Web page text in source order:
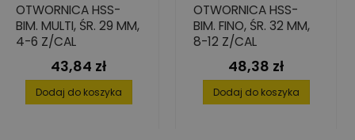
OTWORNICA HSS-
BIM. MULTI, ŚR. 29 MM,
4-6 Z/CAL
Cena
43,84 zł
Dodaj do koszyka
OTWORNICA HSS-
BIM. FINO, ŚR. 32 MM,
8-12 Z/CAL
Cena
48,38 zł
Dodaj do koszyka